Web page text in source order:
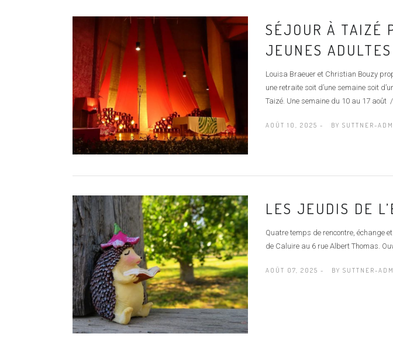
SÉJOUR À TAIZÉ
JEUNES ADULTES
Louisa Braeuer et Christian Bouzy
une retraite soit d’une semaine soit
Taizé. Une semaine du 10 au 17 août
AOÛT 10, 2025 - BY SUTTNER-
LES JEUDIS DE
Quatre temps de rencontre, échange
de Caluire au 6 rue Albert Thomas.
AOÛT 07, 2025 - BY SUTTNER-